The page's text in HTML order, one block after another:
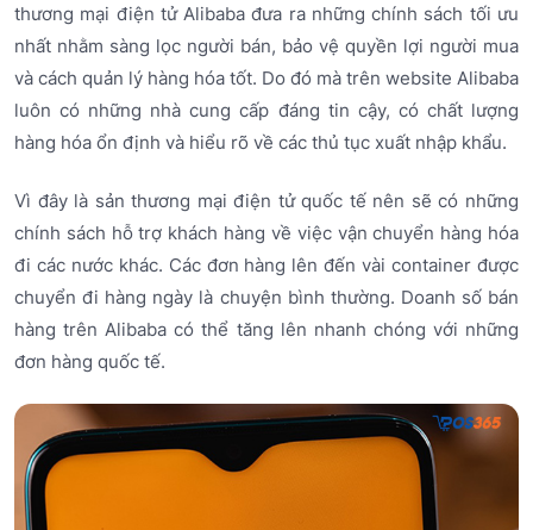
thương mại điện tử Alibaba đưa ra những chính sách tối ưu
nhất nhằm sàng lọc người bán, bảo vệ quyền lợi người mua
và cách quản lý hàng hóa tốt. Do đó mà trên website Alibaba
luôn có những nhà cung cấp đáng tin cậy, có chất lượng
hàng hóa ổn định và hiểu rõ về các thủ tục xuất nhập khẩu.
Vì đây là sản thương mại điện tử quốc tế nên sẽ có những
chính sách hỗ trợ khách hàng về việc vận chuyển hàng hóa
đi các nước khác. Các đơn hàng lên đến vài container được
chuyển đi hàng ngày là chuyện bình thường. Doanh số bán
hàng trên Alibaba có thể tăng lên nhanh chóng với những
đơn hàng quốc tế.